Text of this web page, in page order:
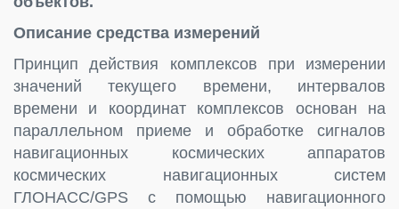
Описание средства измерений
Принцип действия комплексов при измерении
значений текущего времени, интервалов
времени и координат комплексов основан на
параллельном приеме и обработке сигналов
навигационных космических аппаратов
космических навигационных систем
ГЛОНАСС/GPS с помощью навигационного